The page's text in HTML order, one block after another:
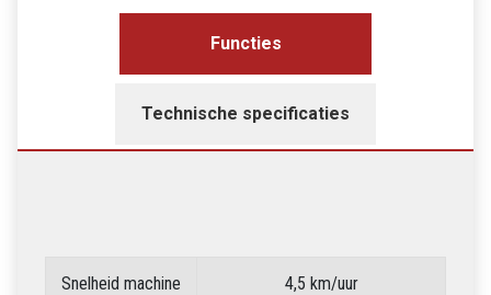
Functies
Technische specificaties
Snelheid machine 4,5 km/uur